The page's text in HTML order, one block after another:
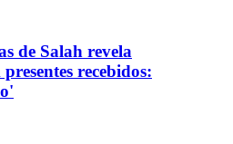
de Salah revela
recebidos: